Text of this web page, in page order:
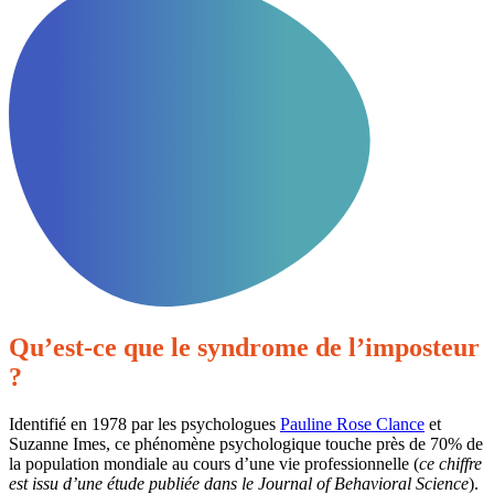
Qu’est-ce que le syndrome de l’imposteur
?
Identifié en 1978 par les psychologues Pauline Rose Clance et
Suzanne Imes, ce phénomène psychologique touche près de 70% de
la population mondiale au cours d’une vie professionnelle (ce chiffre
est issu d’une étude publiée dans le Journal of Behavioral Science).